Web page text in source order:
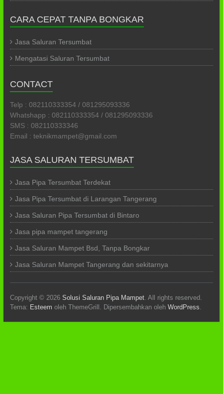
CARA CEPAT TANPA BONGKAR
Jasa Saluran Tersumbat
Mengatasi Saluran Tersumbat
CONTACT
Telp : 082110333354 / 081295093336
Whatshapp : 082110333354 / 081295093336
SMS : 082110333346
Email : teknikmampet@gmail.com
JASA SALURAN TERSUMBAT
Jasa Pipa Tersumbat Terdekat
Jasa Pipa Tersumbat di Larangan Tangerang
Jasa Saluran Pipa Tersumbat di Bintaro
Jasa pipa mampet tangerang
Jasa Saluran Mampet Bsd, Tanpa Bongkar
Jasa Saluran Mampet Tangerang dan sekitarnya
Copyright © 2026 Solusi Saluran Pipa Mampet. All rights reserved.
Tema: Esteem oleh ThemeGrill. Dipersembahkan oleh WordPress